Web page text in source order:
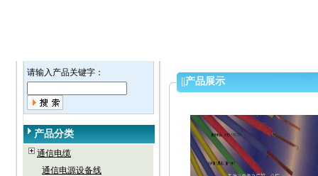
请输入产品关键字：
产品分类
通信电缆
通信电源设备线
产品展示